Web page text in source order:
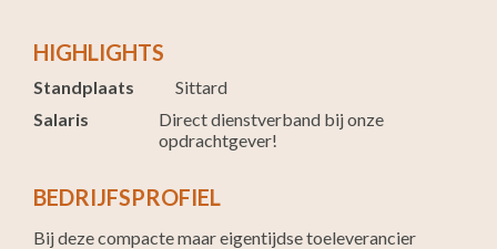
HIGHLIGHTS
Standplaats
Sittard
Salaris
Direct dienstverband bij onze
opdrachtgever!
BEDRIJFSPROFIEL
Bij deze compacte maar eigentijdse toeleverancier